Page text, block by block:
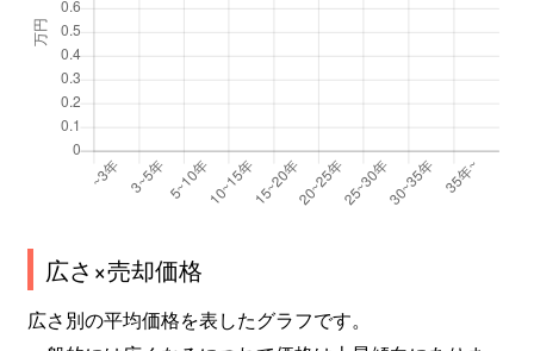
広さ×売却価格
広さ別の平均価格を表したグラフです。